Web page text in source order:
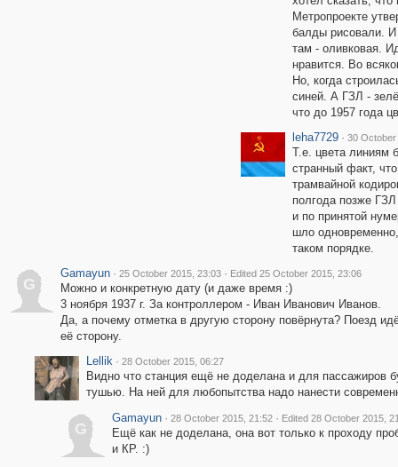
Метропроекте
балды рисовали. И
там - оливковая.
нравится. Во
Но, когда
синей. А ГЗЛ -
что до 1957 года
leha7729 · 30 October
Т.е. цвета линиям
странный факт,
трамвайной
полгода позже
и по принятой
шло
таком порядке.
G
Gamayun · 25 October 2015, 23:03 · Edited 25 October 2015, 23:06
Можно и конкретную дату (и даже время :)
3 ноября 1937 г. За контроллером - Иван Иванович Иванов.
Да, а почему отметка в другую сторону повёрнута? Поезд
её сторону.
Lellik · 28 October 2015, 06:27
Видно что станция ещё не доделана и для пассажиров
тушью. На ней для любопытства надо нанести
G
Gamayun · 28 October 2015, 21:52 · Edited 28 October 2015,
Ещё как не доделана, она вот только к проходу
и КР. :)